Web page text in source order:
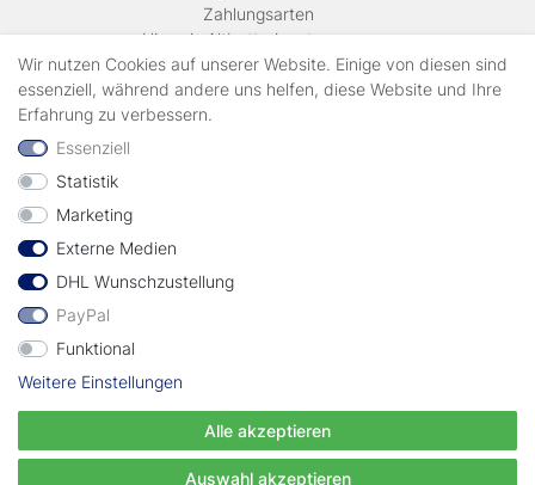
Zahlungsarten
Hinweis Altbatterieentsorgung
Versandkosten & Lieferinformationen
Zahlungsarten
geprüft durch
Vertrag widerrufen
© Copyright EWT 2024 | Alle Rechte vorbehalten.
Wir nutzen Cookies auf unserer Website. Einige von diesen sind
essenziell, während andere uns helfen, diese Website und Ihre
Erfahrung zu verbessern.
Essenziell
Statistik
Marketing
Externe Medien
DHL Wunschzustellung
PayPal
Funktional
Weitere Einstellungen
Alle akzeptieren
Auswahl akzeptieren